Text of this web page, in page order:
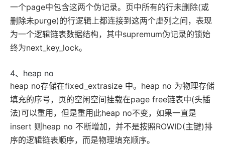
一个page中包含这两个伪记录。页中所有的行未删除(或
删除未purge)的行逻辑上都连接到这两个虚列之间，表现
为一个逻辑链表数据结构，其中supremum伪记录的锁始
终为next_key_lock。
4、heap no
heap no存储在fixed_extrasize 中。heap no 为物理存储
填充的序号，页的空闲空间挂载在page free链表中(头插
法)可以重用，但是重用此heap no不变，如果一直是
insert 则heap no 不断增加，并不是按照ROWID(主键)排
序的逻辑链表顺序，而是物理填充顺序。